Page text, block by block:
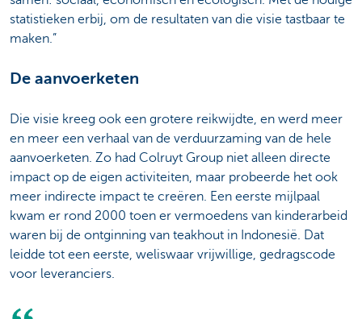
statistieken erbij, om de resultaten van die visie tastbaar te
maken.”
De aanvoerketen
Die visie kreeg ook een grotere reikwijdte, en werd meer
en meer een verhaal van de verduurzaming van de hele
aanvoerketen. Zo had Colruyt Group niet alleen directe
impact op de eigen activiteiten, maar probeerde het ook
meer indirecte impact te creëren. Een eerste mijlpaal
kwam er rond 2000 toen er vermoedens van kinderarbeid
waren bij de ontginning van teakhout in Indonesië. Dat
leidde tot een eerste, weliswaar vrijwillige, gedragscode
voor leveranciers.